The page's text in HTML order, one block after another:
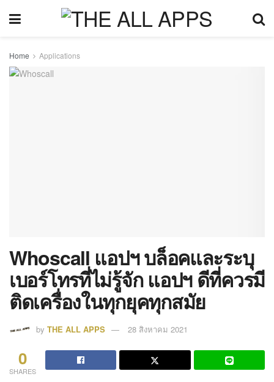
Home Applications
Whoscall แอปฯ บล็อคและระบุ
เบอร์โทรที่ไม่รู้จัก แอปฯ ดีที่ควรมี
ติดเครื่องในทุกยุคทุกสมัย
by THE ALL APPS 28 สิงหาคม 2021
0
SHARES